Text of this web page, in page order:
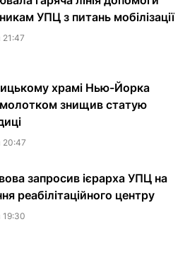
УПЦ з питань мобілізації
храмі Нью-Йорка
знищив статую
20:47
запросив ієрарха УПЦ на
реабілітаційного центру
19:30